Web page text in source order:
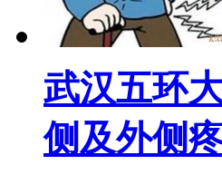
武汉五环
侧及外侧